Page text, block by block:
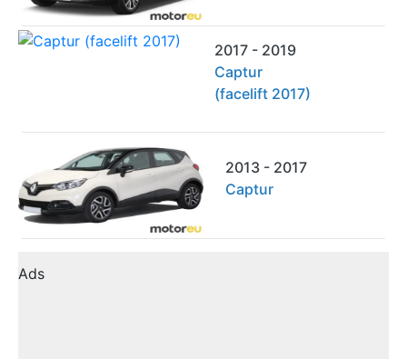
2017 - 2019
Captur
(facelift 2017)
2013 - 2017
Captur
Ads